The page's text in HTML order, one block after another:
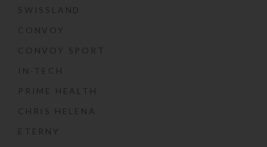
SWISSLAND
CONVOY
CONVOY SPORT
IN-TECH
PRIME HEALTH
CHRIS HELENA
ETERNY